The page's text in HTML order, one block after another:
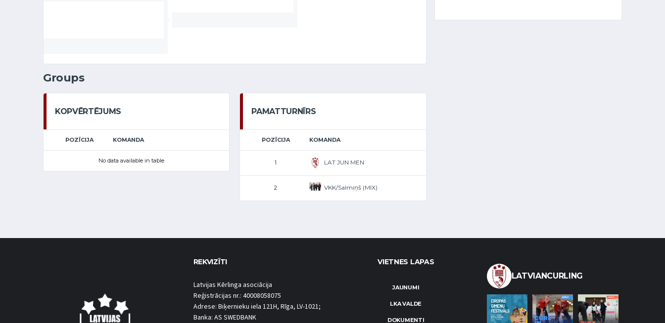
Groups
KOPVĒRTĒJUMS
POZĪCIJA KOMANDA
No data available in table
PAMATTURNĪRS
POZĪCIJA KOMANDA
1 LAT JUN MEN
2 VKK/Salmiņš (MIX)
REKVIZĪTI
Latvijas Kērlinga asociācija
Reģistrācijas nr.: 40008058075
Adrese: Biķernieku iela 121H, Rīga, LV-1021;
Banka: AS SWEDBANK
VIETNES LAPAS
JAUNUMI
LKA VALDE
DOKUMENTI
LATVIANCURLING